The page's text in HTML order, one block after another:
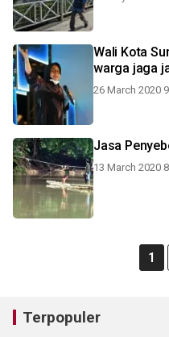
Wali Kota
warga jaga
26 March 2020
Jasa
13 March 2020
1
Terpopuler